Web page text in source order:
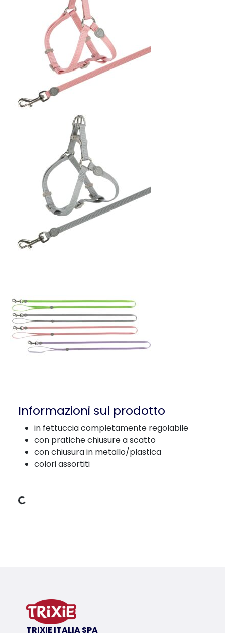
Informazioni sul prodotto
in fettuccia completamente regolabile
con pratiche chiusure a scatto
con chiusura in metallo/plastica
colori assortiti
con chiusura in metallo/plastica
colori assortiti
TRIXIE ITALIA SPA